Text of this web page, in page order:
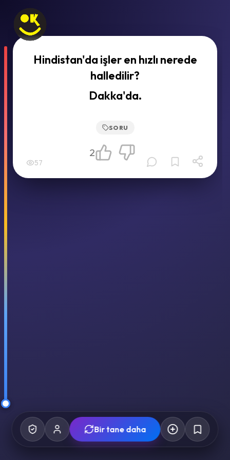
Hindistan'da işler en hızlı nerede
halledilir?
Dakka'da.
SORU
57
2
Bir tane daha